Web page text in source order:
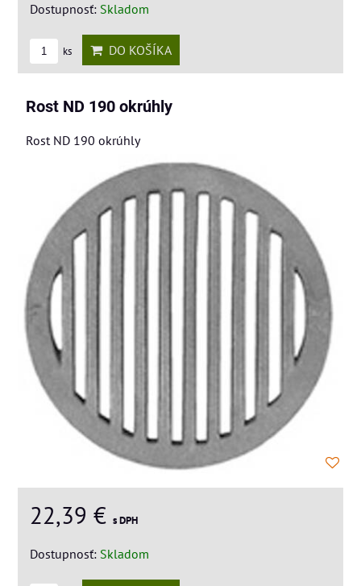
Dostupnosť: Skladom
ks DO KOŠÍKA
Rost ND 190 okrúhly
Rost ND 190 okrúhly
22,39 € s DPH
Dostupnosť: Skladom